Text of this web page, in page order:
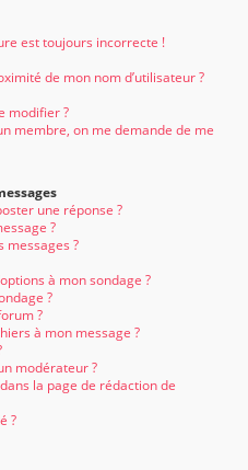
est toujours incorrecte !
de mon nom d’utilisateur ?
modifier ?
membre, on me demande de me
une réponse ?
?
messages ?
à mon sondage ?
?
?
à mon message ?
modérateur ?
la page de rédaction de
?